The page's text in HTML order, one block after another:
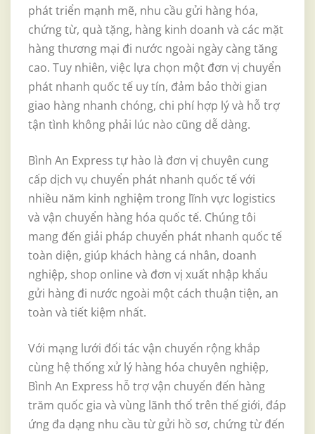
phát triển mạnh mẽ, nhu cầu gửi hàng hóa,
chứng từ, quà tặng, hàng kinh doanh và các mặt
hàng thương mại đi nước ngoài ngày càng tăng
cao. Tuy nhiên, việc lựa chọn một đơn vị chuyển
phát nhanh quốc tế uy tín, đảm bảo thời gian
giao hàng nhanh chóng, chi phí hợp lý và hỗ trợ
tận tình không phải lúc nào cũng dễ dàng.
Bình An Express tự hào là đơn vị chuyên cung
cấp dịch vụ chuyển phát nhanh quốc tế với
nhiều năm kinh nghiệm trong lĩnh vực logistics
và vận chuyển hàng hóa quốc tế. Chúng tôi
mang đến giải pháp chuyển phát nhanh quốc tế
toàn diện, giúp khách hàng cá nhân, doanh
nghiệp, shop online và đơn vị xuất nhập khẩu
gửi hàng đi nước ngoài một cách thuận tiện, an
toàn và tiết kiệm nhất.
Với mạng lưới đối tác vận chuyển rộng khắp
cùng hệ thống xử lý hàng hóa chuyên nghiệp,
Bình An Express hỗ trợ vận chuyển đến hàng
trăm quốc gia và vùng lãnh thổ trên thế giới, đáp
ứng đa dạng nhu cầu từ gửi hồ sơ, chứng từ đến